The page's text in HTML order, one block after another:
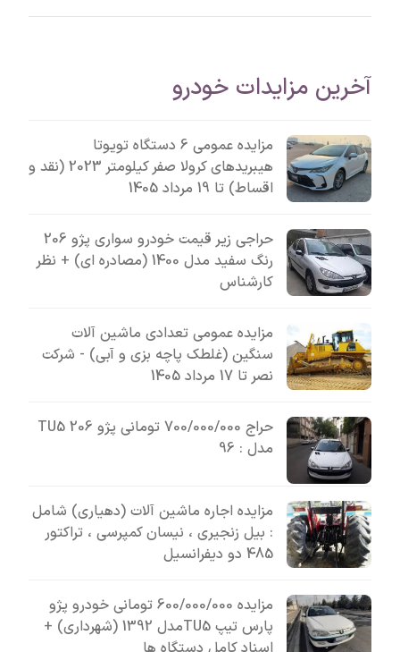
آخرین مزایدات خودرو
مزایده عمومی 6 دستگاه تویوتا
هیبریدهای کرولا صفر کیلومتر 2023 (نقد و
اقساط) تا 19 مرداد 1405
حراجی زیر قیمت خودرو سواری پژو 206
رنگ سفید مدل 1400 (مصادره ای) + نظر
کارشناس
مزایده عمومی تعدادی ماشین آلات
سنگین (غلطک پاچه بزی و آبی) - شرکت
نصر تا 17 مرداد 1405
حراج 700/000/000 تومانی پژو 206 TU5
مدل : 96
مزایده اجاره ماشین آلات (دهیاری) شامل
: بیل زنجیری ، نیسان کمپرسی ، تراکتور
485 دو دیفرانسیل
مزایده 600/000/000 تومانی خودرو پژو
پارس تیپ TU5مدل 1392 (شهرداری) +